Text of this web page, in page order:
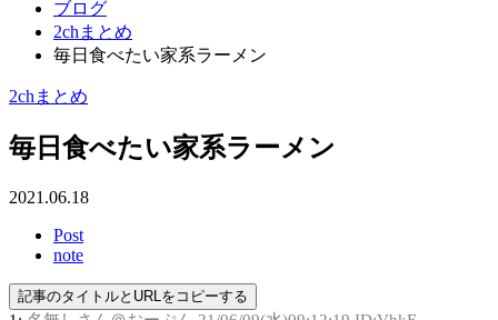
ブログ
2chまとめ
毎日食べたい家系ラーメン
2chまとめ
毎日食べたい家系ラーメン
2021.06.18
Post
note
記事のタイトルとURLをコピーする